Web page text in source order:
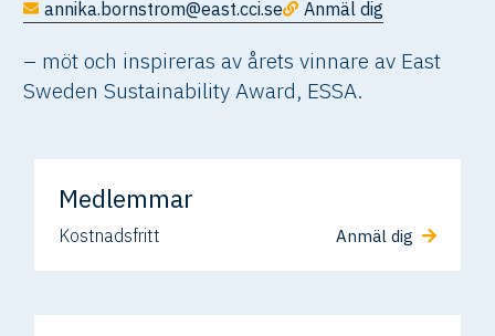
annika.bornstrom@east.cci.se
Anmäl dig
– möt och inspireras av årets vinnare av East
Sweden Sustainability Award, ESSA.
Medlemmar
Kostnadsfritt Anmäl dig